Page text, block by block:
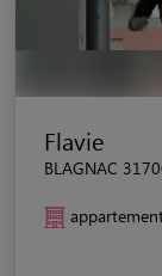
Flavie
BLAGNAC